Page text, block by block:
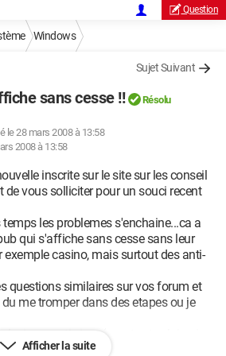
Question
Windows
Sujet Suivant
sans cesse !! Résolu
le 28 mars 2008 à 13:58
2008 à 13:58
inscrite sur le site sur les conseil
de vous solliciter pour un souci recent
les problemes s'enchaine...ca a
qui s'affiche sans cesse sans leur
exemple casino, mais surtout des anti-
questions similaires sur vos forum et
me tromper dans des etapes ou je
anti-virus (avast est celui qui
apré j'ai ajouté bitdefender, que j'ai
Afficher la suite